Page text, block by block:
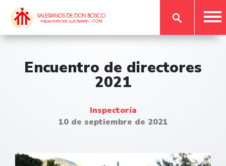
Encuentro de directores
2021
Inspectoría
10 de septiembre de 2021